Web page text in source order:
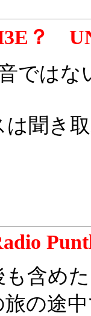
？
ではな
は聞き
含め
の途